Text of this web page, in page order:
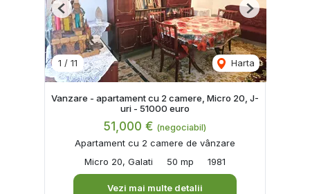
1 / 11 Harta
Previous Next
Vanzare - apartament cu 2 camere, Micro 20, J-
uri - 51000 euro
51,000 € (negociabil)
Apartament cu 2 camere de vânzare
Micro 20, Galati
50 mp 1981
Vezi mai multe detalii